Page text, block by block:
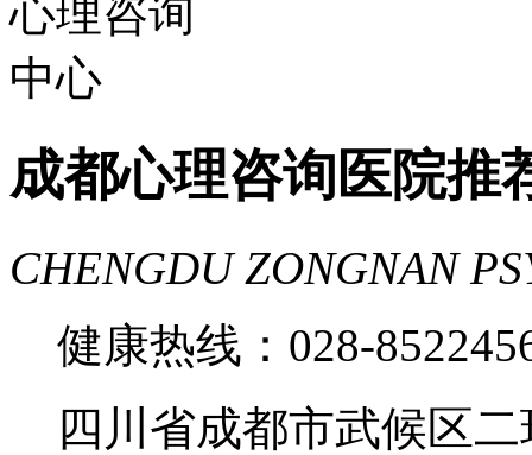
成都心理咨询医院推
CHENGDU ZONGNAN
健康热线：028-
四川省成都市武候区